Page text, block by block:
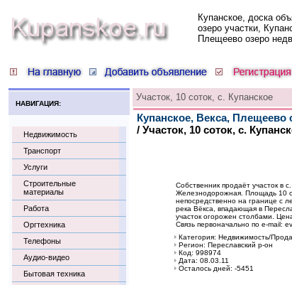
Купанское, доска
озеро участки,
Плещеево озеро
НАВИГАЦИЯ:
Недвижимость
Транспорт
Услуги
Строительные
материалы
Работа
Оргтехника
Телефоны
Аудио-видео
Бытовая техника
Участок, 10 соток, с. Купанское
Купанское, Векса, Плещеево
/ Участок, 10 соток, с.
Собственник продаёт участок в
Железнодорожная. Площадь 10
непосредственно на границе с
река Вёкса, впадающая в
участок огорожен столбами.
Связь первоначально по e-mail:
Категория: Недвижимость/
Регион: Переславский р-он
Код: 998974
Дата: 08.03.11
Осталось дней: -5451